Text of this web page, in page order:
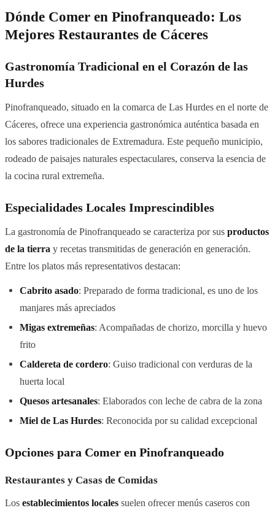
Dónde Comer en Pinofranqueado: Los
Mejores Restaurantes de Cáceres
Gastronomía Tradicional en el Corazón de las
Hurdes
Pinofranqueado, situado en la comarca de Las Hurdes en el norte de
Cáceres, ofrece una experiencia gastronómica auténtica basada en
los sabores tradicionales de Extremadura. Este pequeño municipio,
rodeado de paisajes naturales espectaculares, conserva la esencia de
la cocina rural extremeña.
Especialidades Locales Imprescindibles
La gastronomía de Pinofranqueado se caracteriza por sus productos
de la tierra y recetas transmitidas de generación en generación.
Entre los platos más representativos destacan:
Cabrito asado: Preparado de forma tradicional, es uno de los
manjares más apreciados
Migas extremeñas: Acompañadas de chorizo, morcilla y huevo
frito
Caldereta de cordero: Guiso tradicional con verduras de la
huerta local
Quesos artesanales: Elaborados con leche de cabra de la zona
Miel de Las Hurdes: Reconocida por su calidad excepcional
Opciones para Comer en Pinofranqueado
Restaurantes y Casas de Comidas
Los establecimientos locales suelen ofrecer menús caseros con